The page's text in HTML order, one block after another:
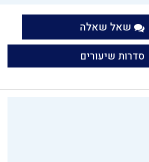
שאל שאלה
סדרות שיעורים